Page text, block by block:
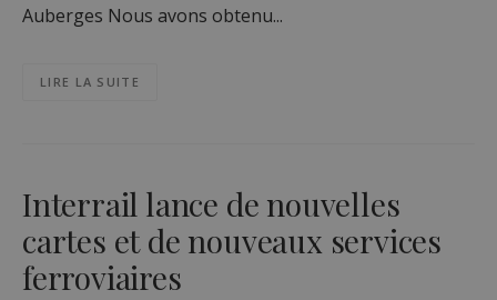
Auberges Nous avons obtenu...
LIRE LA SUITE
Interrail lance de nouvelles
cartes et de nouveaux services
ferroviaires